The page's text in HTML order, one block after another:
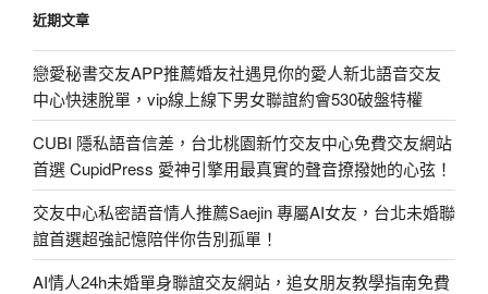
近期文章
戀愛秘書交友APP推薦婚友社遇見你的愛人新北語音交友
中心快速脫單，vip線上線下男女聯誼約會530破盤特權
CUBI 隱私語音信差，台北桃園新竹交友中心免費交友網站
首選 CupidPress 愛神引擎用最真實的聲音撩撥她的心弦！
交友中心私密語音情人推薦Saejin 專屬AI女友，台北未婚聯
誼首選超強記憶陪伴你告別孤單！
AI情人24h未婚單身聯誼交友網站，追女朋友教學指南免費